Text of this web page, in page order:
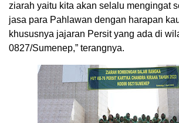
ziarah yaitu kita akan selalu mengingat
jasa para Pahlawan dengan harapan
khususnya jajaran Persit yang ada di
0827/Sumenep,” terangnya.